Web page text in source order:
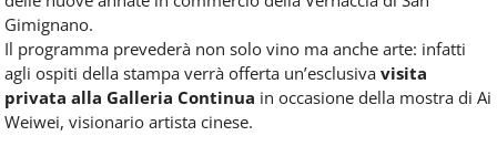
Gimignano.
Il programma prevederà non solo vino ma anche arte: infatti
agli ospiti della stampa verrà offerta un’esclusiva visita
privata alla Galleria Continua in occasione della mostra di Ai
Weiwei, visionario artista cinese.